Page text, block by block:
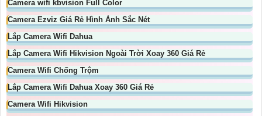
Camera wifi kbvision Full Color
Camera Ezviz Giá Rẻ Hình Ảnh Sắc Nét
Lắp Camera Wifi Dahua
Lắp Camera Wifi Hikvision Ngoài Trời Xoay 360 Giá Rẻ
Camera Wifi Chống Trộm
Lắp Camera Wifi Dahua Xoay 360 Giá Rẻ
Camera Wifi Hikvision